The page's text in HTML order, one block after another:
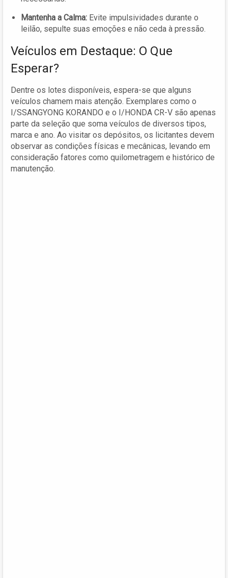
Mantenha a Calma: Evite impulsividades durante o
leilão, sepulte suas emoções e não ceda à pressão.
Veículos em Destaque: O Que
Esperar?
Dentre os lotes disponíveis, espera-se que alguns
veículos chamem mais atenção. Exemplares como o
I/SSANGYONG KORANDO e o I/HONDA CR-V são apenas
parte da seleção que soma veículos de diversos tipos,
marca e ano. Ao visitar os depósitos, os licitantes devem
observar as condições físicas e mecânicas, levando em
consideração fatores como quilometragem e histórico de
manutenção.